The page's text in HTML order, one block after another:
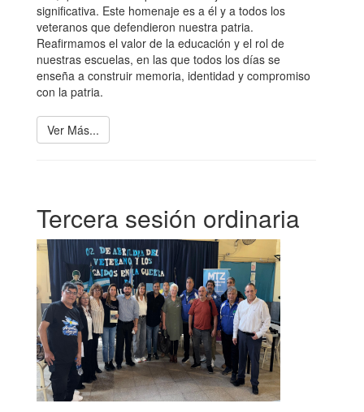
significativa. Este homenaje es a él y a todos los
veteranos que defendieron nuestra patria.
Reafirmamos el valor de la educación y el rol de
nuestras escuelas, en las que todos los días se
enseña a construir memoria, identidad y compromiso
con la patria.
Ver Más...
Tercera sesión ordinaria